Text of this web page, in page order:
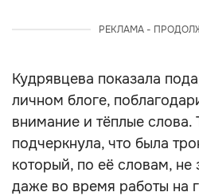
РЕКЛАМА -
Кудрявцева показала
личном блоге,
внимание и тёплые слова.
подчеркнула, что была
который, по её словам, не
даже во время работы на